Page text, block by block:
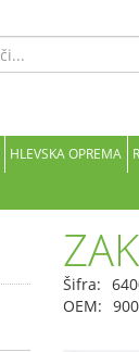
HLEVSKA OPREMA
Šifra:
OEM: